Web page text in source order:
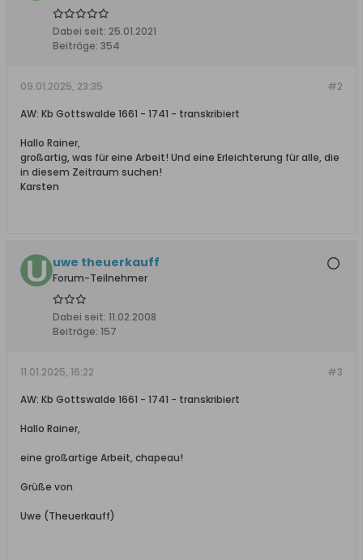
Dabei seit: 25.01.2021
Beiträge: 354
#2
09.01.2025, 23:35
AW: Kb Gottswalde 1661 - 1741 - transkribiert
Hallo Rainer,
großartig, was für eine Arbeit! Und eine Erleichterung für alle, die
in diesem Zeitraum suchen!
Karsten
uwe theuerkauff
Forum-Teilnehmer
Dabei seit: 11.02.2008
Beiträge: 157
#3
11.01.2025, 16:22
AW: Kb Gottswalde 1661 - 1741 - transkribiert
Hallo Rainer,
eine großartige Arbeit, chapeau!
Grüße von
Uwe (Theuerkauff)